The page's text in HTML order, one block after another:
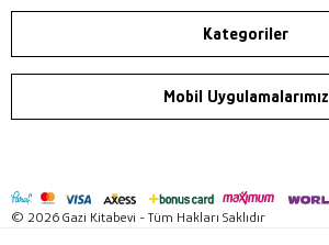
Kategoriler
Mobil Uygulamalarımız
© 2026 Gazi Kitabevi - Tüm Hakları Saklıdır